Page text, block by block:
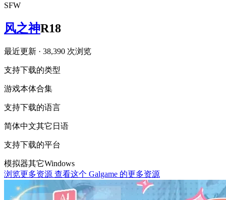
SFW
风之神R18
最近更新 · 38,390 次浏览
支持下载的类型
游戏本体合集
支持下载的语言
简体中文其它 日语
支持下载的平台
模拟器其它Windows
浏览更多资源 查看这个 Galgame 的更多资源